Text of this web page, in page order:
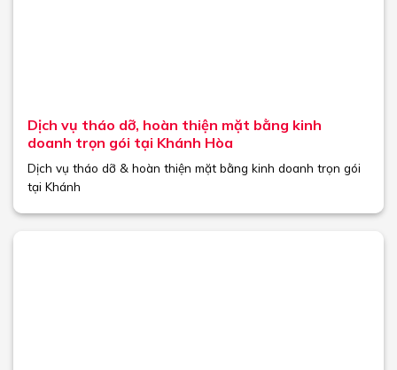
Dịch vụ tháo dỡ, hoàn thiện mặt bằng kinh
doanh trọn gói tại Khánh Hòa
Dịch vụ tháo dỡ & hoàn thiện mặt bằng kinh doanh trọn gói
tại Khánh